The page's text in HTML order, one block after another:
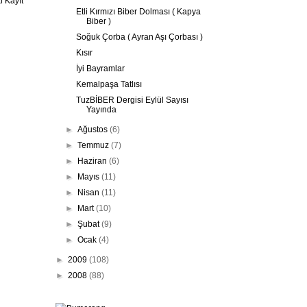
Etli Kırmızı Biber Dolması ( Kapya
Biber )
Soğuk Çorba ( Ayran Aşı Çorbası )
Kısır
İyi Bayramlar
Kemalpaşa Tatlısı
TuzBİBER Dergisi Eylül Sayısı
Yayında
►Ağustos(6)
►Temmuz(7)
► Haziran(6)
► Mayıs(11)
► Nisan(11)
► Mart(10)
►Şubat(9)
►Ocak(4)
► 2009 (108)
► 2008 (88)